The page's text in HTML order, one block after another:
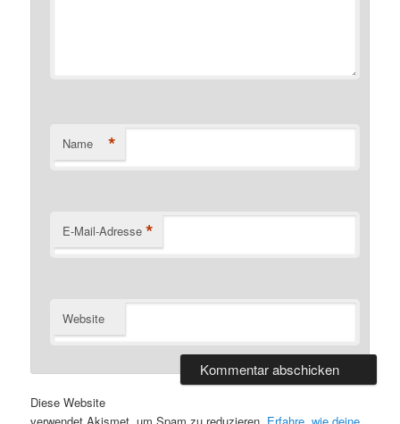
Name *
E-Mail-Adresse *
Website
Diese Website